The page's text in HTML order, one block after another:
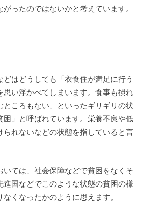
ったのではないかと考えています。
どはどうしても「衣食住が満足に行う
思い浮かべてしまいます。食事も摂れ
ところもない、といったギリギリの状
」と呼ばれています。栄養不良や低
られないなどの状態を指していると言
いては、社会保障などで貧困をなくそ
進国などでこのような状態の貧困の様
くなったかのように思えます。